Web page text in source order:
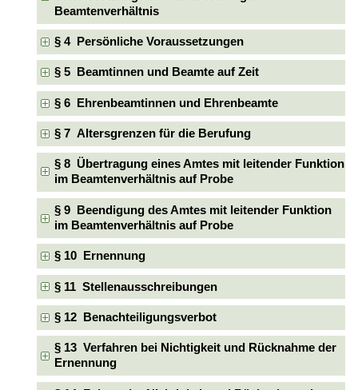
Beamtenverhältnis
§ 4 Persönliche Voraussetzungen
§ 5 Beamtinnen und Beamte auf Zeit
§ 6 Ehrenbeamtinnen und Ehrenbeamte
§ 7 Altersgrenzen für die Berufung
§ 8 Übertragung eines Amtes mit leitender Funktion
im Beamtenverhältnis auf Probe
§ 9 Beendigung des Amtes mit leitender Funktion
im Beamtenverhältnis auf Probe
§ 10 Ernennung
§ 11 Stellenausschreibungen
§ 12 Benachteiligungsverbot
§ 13 Verfahren bei Nichtigkeit und Rücknahme der
Ernennung